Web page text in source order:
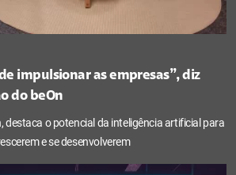
impulsionar as empresas”, diz
do beOn
destaca o potencial da inteligência artificial para
e se desenvolverem